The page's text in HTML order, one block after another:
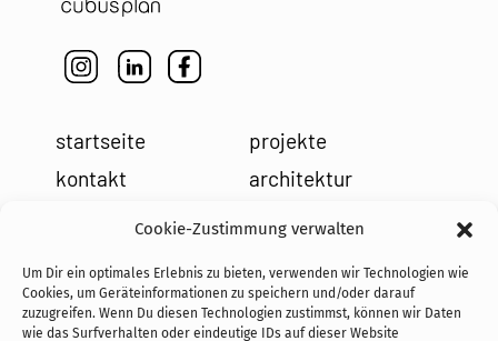
Cookie-Zustimmung verwalten
Um Dir ein optimales Erlebnis zu bieten, verwenden wir Technologien wie
Cookies, um Geräteinformationen zu speichern und/oder darauf
zuzugreifen. Wenn Du diesen Technologien zustimmst, können wir Daten
wie das Surfverhalten oder eindeutige IDs auf dieser Website
startseite
projekte
kontakt
architektur
leistungen
cookies
team
news